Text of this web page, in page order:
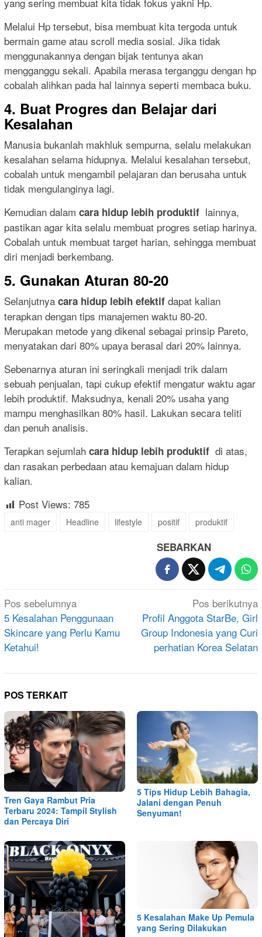
Melalui Hp tersebut, bisa membuat kita tergoda untuk
bermain game atau scroll media sosial. Jika tidak
menggunakannya dengan bijak tentunya akan
mengganggu sekali. Apabila merasa terganggu dengan hp
cobalah alihkan pada hal lainnya seperti membaca buku.
4. Buat Progres dan Belajar dari
Kesalahan
Manusia bukanlah makhluk sempurna, selalu melakukan
kesalahan selama hidupnya. Melalui kesalahan tersebut,
cobalah untuk mengambil pelajaran dan berusaha untuk
tidak mengulanginya lagi.
Kemudian dalam cara hidup lebih produktif lainnya,
pastikan agar kita selalu membuat progres setiap harinya.
Cobalah untuk membuat target harian, sehingga membuat
diri menjadi berkembang.
5. Gunakan Aturan 80-20
Selanjutnya cara hidup lebih efektif dapat kalian
terapkan dengan tips manajemen waktu 80-20.
Merupakan metode yang dikenal sebagai prinsip Pareto,
menyatakan dari 80% upaya berasal dari 20% lainnya.
Sebenarnya aturan ini seringkali menjadi trik dalam
sebuah penjualan, tapi cukup efektif mengatur waktu agar
lebih produktif. Maksudnya, kenali 20% usaha yang
mampu menghasilkan 80% hasil. Lakukan secara teliti
dan penuh analisis.
Terapkan sejumlah cara hidup lebih produktif di atas,
dan rasakan perbedaan atau kemajuan dalam hidup
kalian.
Post Views: 785
anti mager Headline lifestyle positif produktif
SEBARKAN
Navigasi
pos
Pos sebelumnya
5 Kesalahan Penggunaan
Skincare yang Perlu Kamu
Ketahui!
Pos berikutnya
Profil Anggota StarBe, Girl
Group Indonesia yang Curi
perhatian Korea Selatan
POS TERKAIT
Tren Gaya Rambut Pria
Terbaru 2024: Tampil Stylish
dan Percaya Diri
5 Tips Hidup Lebih Bahagia,
Jalani dengan Penuh
Senyuman!
5 Kesalahan Make Up Pemula
yang Sering Dilakukan